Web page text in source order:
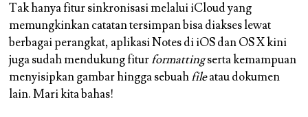
Tak hanya fitur sinkronisasi melalui iCloud yang
memungkinkan catatan tersimpan bisa diakses lewat
berbagai perangkat, aplikasi Notes di iOS dan OS X kini
juga sudah mendukung fiturformattingserta kemampuan
menyisipkan gambar hingga sebuahfileatau dokumen
lain. Mari kita bahas!